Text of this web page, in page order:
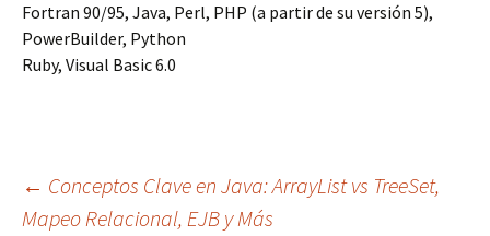
Fortran 90/95, Java, Perl, PHP (a partir de su versión 5),
PowerBuilder, Python
Ruby, Visual Basic 6.0
Navegación
← Conceptos Clave en Java: ArrayList vs TreeSet,
Mapeo Relacional, EJB y Más